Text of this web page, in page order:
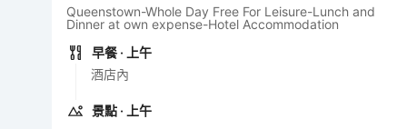
Queenstown-Whole Day Free For Leisure-Lunch and
Dinner at own expense-Hotel Accommodation
早餐 · 上午
酒店內
景點 · 上午